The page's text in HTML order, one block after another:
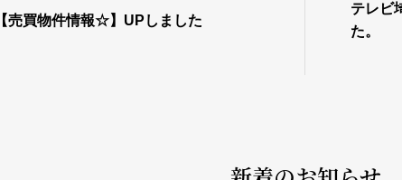
【売買物件情報☆】UPしました
テレビ
た。